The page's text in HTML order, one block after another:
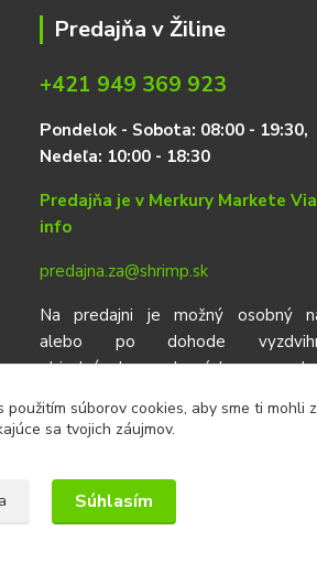
Predajňa v Žiline
+421 949 369 923
Pondelok - Sobota: 08:00 - 19:30,
Nedeľa: 10:00 - 18:30
Predajňa je v Merkury Markete
info
predajna.za@shrimp.sk
Na predajni je možný osobný
alebo po dohode
objednávok urobených
použitím súborov cookies, aby sme ti mohli
sa tvojich záujmov.
Súhlasím